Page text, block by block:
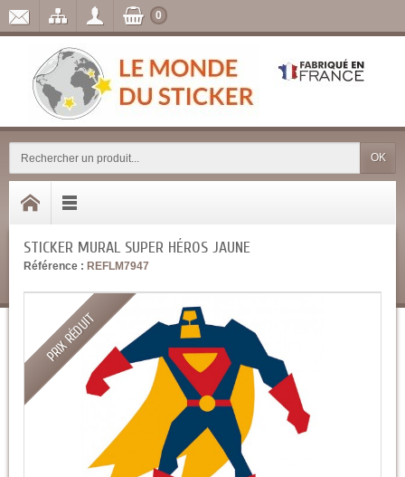
OK
0
STICKER MURAL SUPER HÉROS JAUNE
Référence : REFLM7947
PRIX RÉDUIT